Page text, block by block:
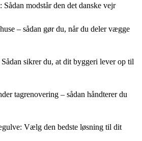
modstår den det danske vejr
– sådan gør du, når du deler vægge
sikrer du, at dit byggeri lever op til
tagrenovering – sådan håndterer du
Vælg den bedste løsning til dit